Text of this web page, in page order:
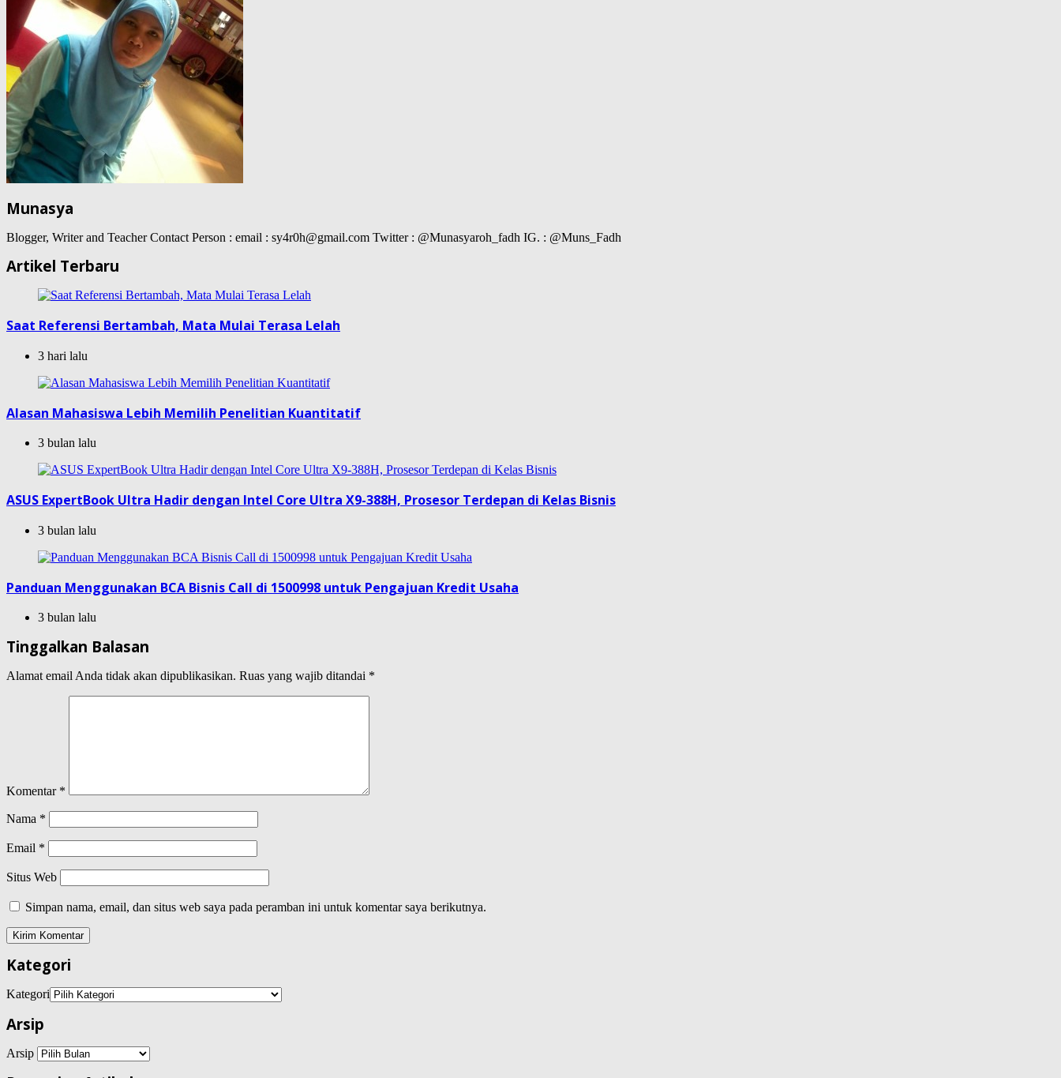
Munasya
Blogger, Writer and Teacher Contact Person : email : sy4r0h@gmail.com Twitter : @Munasyaroh_fadh IG. : @Muns_Fadh
Artikel Terbaru
Saat Referensi Bertambah, Mata Mulai Terasa Lelah
3 hari lalu
Alasan Mahasiswa Lebih Memilih Penelitian Kuantitatif
3 bulan lalu
ASUS ExpertBook Ultra Hadir dengan Intel Core Ultra X9-388H, Prosesor Terdepan di Kelas Bisnis
3 bulan lalu
Panduan Menggunakan BCA Bisnis Call di 1500998 untuk Pengajuan Kredit Usaha
3 bulan lalu
Tinggalkan Balasan
Alamat email Anda tidak akan dipublikasikan. Ruas yang wajib ditandai *
Komentar *
Nama *
Email *
Situs Web
Simpan nama, email, dan situs web saya pada peramban ini untuk komentar saya berikutnya.
Kategori
Kategori
Arsip
Arsip